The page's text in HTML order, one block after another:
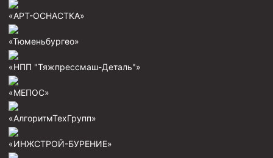
Пробки цементировочные
Скребки корончатые СК и тросовые СТ
Башмаки колонные
Инструмент для бурения и КРС (ловильный, аварийный)
Перья для резки кабеля
«АРТ-ОСНАСТКА»
«Тюменьбургео»
«НПП "Тяжпрессмаш-Деталь"»
«МЕПОС»
«АлгоритмТехГрупп»
«ИНЖСТРОЙ-БУРЕНИЕ»